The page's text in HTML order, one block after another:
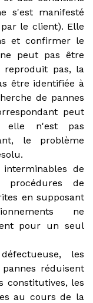
s'est manifesté
le client). Elle
et confirmer le
peut pas être
pas, la
être identifiée à
de pannes
peut
elle n'est pas
le problème
de
procédures de
en supposant
ne
pour un seul
les
réduisent
constitutives, les
au cours de la